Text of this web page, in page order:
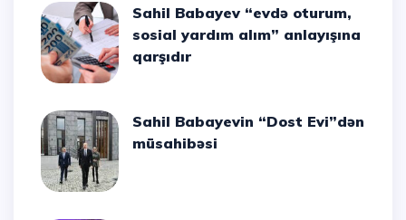
Sahil Babayev “evdə oturum,
sosial yardım alım” anlayışına
qarşıdır
Sahil Babayevin “Dost Evi”dən
müsahibəsi